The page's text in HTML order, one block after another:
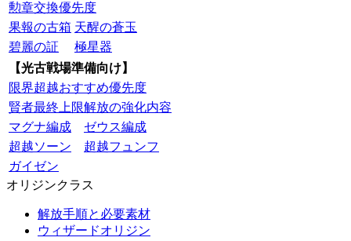
勲章交換優先度
果報の古箱 天醒の蒼玉
碧麗の証
極星器
【光古戦場準備向け】
限界超越おすすめ優先度
賢者最終上限解放の強化内容
マグナ編成
ゼウス編成
超越ソーン
超越フュンフ
ガイゼン
オリジンクラス
解放手順と必要素材
ウィザードオリジン